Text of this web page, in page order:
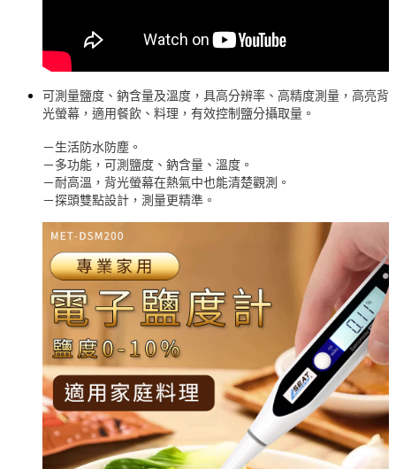
可測量鹽度、鈉含量及溫度，具高分辨率、高精度測量，高亮背
光螢幕，適用餐飲、料理，有效控制鹽分攝取量。
－生活防水防塵。
－多功能，可測鹽度、鈉含量、溫度。
－耐高溫，背光螢幕在熱氣中也能清楚觀測。
－探頭雙點設計，測量更精準。